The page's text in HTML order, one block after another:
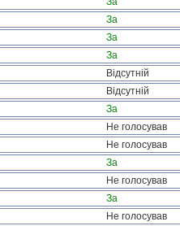
За
За
За
Відсутній
Відсутній
За
Не голосував
Не голосував
За
Не голосував
За
Не голосував